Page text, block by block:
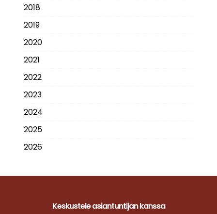
2018
2019
2020
2021
2022
2023
2024
2025
2026
Keskustele asiantuntijan kanssa